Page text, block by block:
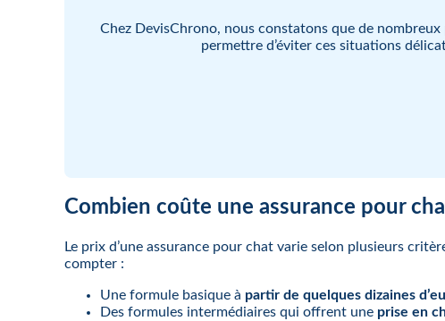
Chez DevisChrono, nous constatons que de
permettre d’éviter ces situations
Combien coûte une assurance pour
Le prix d’une assurance pour chat varie selon plusieurs
compter :
Une formule basique à partir de quelques dizaines
Des formules intermédiaires qui offrent une prise en